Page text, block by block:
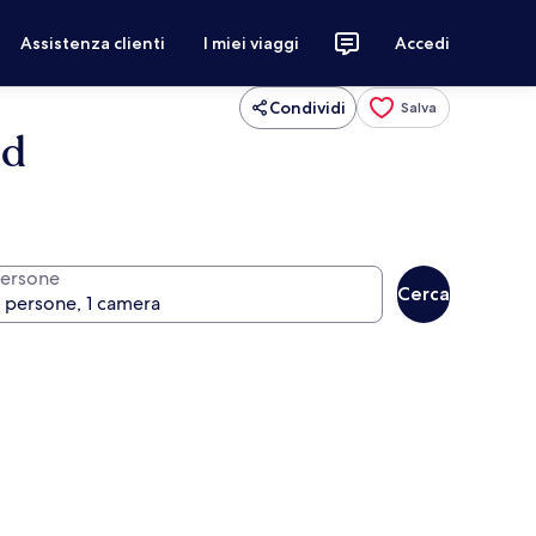
Assistenza clienti I miei viaggi Accedi
Condividi Salva
Cerca